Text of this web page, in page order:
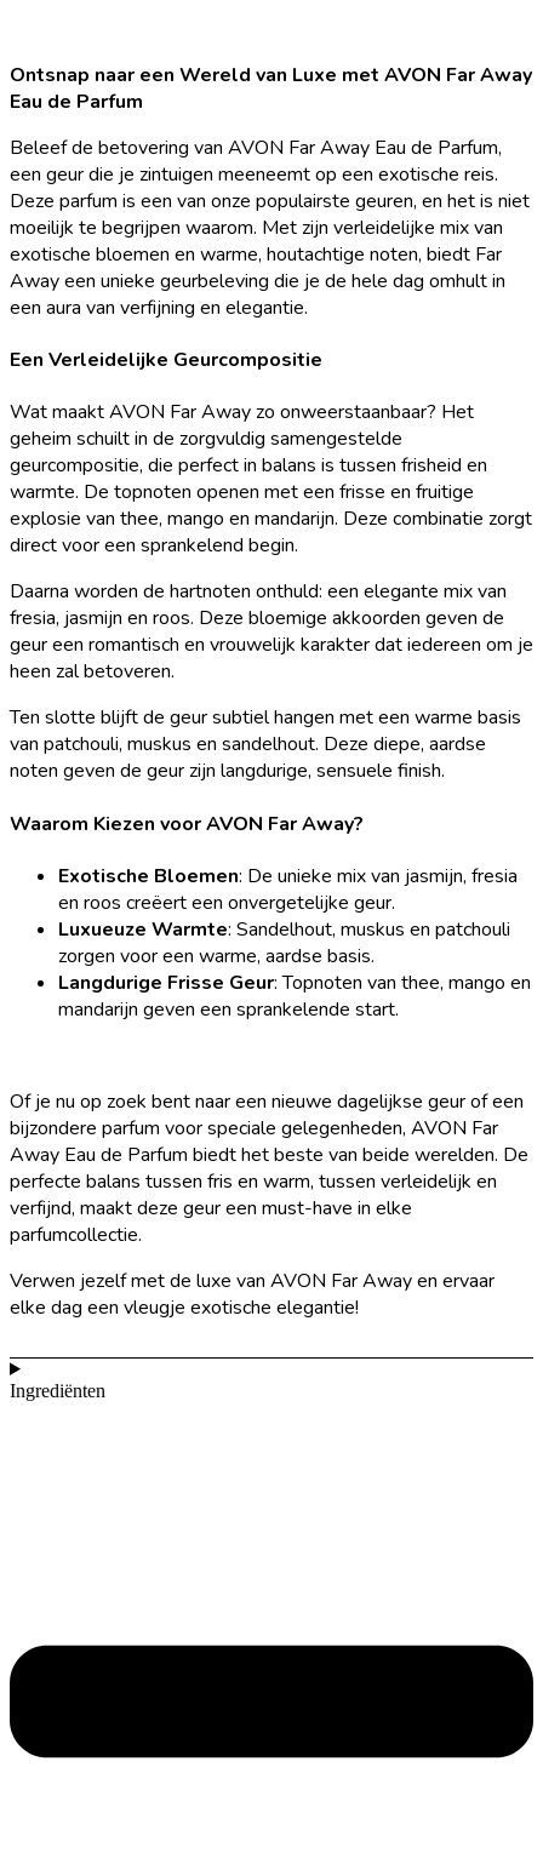
Ontsnap naar een Wereld van Luxe met AVON Far Away
Eau de Parfum
Beleef de betovering van AVON Far Away Eau de Parfum,
een geur die je zintuigen meeneemt op een exotische reis.
Deze parfum is een van onze populairste geuren, en het is niet
moeilijk te begrijpen waarom. Met zijn verleidelijke mix van
exotische bloemen en warme, houtachtige noten, biedt Far
Away een unieke geurbeleving die je de hele dag omhult in
een aura van verfijning en elegantie.
Een Verleidelijke Geurcompositie
Wat maakt AVON Far Away zo onweerstaanbaar? Het
geheim schuilt in de zorgvuldig samengestelde
geurcompositie, die perfect in balans is tussen frisheid en
warmte. De topnoten openen met een frisse en fruitige
explosie van thee, mango en mandarijn. Deze combinatie zorgt
direct voor een sprankelend begin.
Daarna worden de hartnoten onthuld: een elegante mix van
fresia, jasmijn en roos. Deze bloemige akkoorden geven de
geur een romantisch en vrouwelijk karakter dat iedereen om je
heen zal betoveren.
Ten slotte blijft de geur subtiel hangen met een warme basis
van patchouli, muskus en sandelhout. Deze diepe, aardse
noten geven de geur zijn langdurige, sensuele finish.
Waarom Kiezen voor AVON Far Away?
Exotische Bloemen: De unieke mix van jasmijn, fresia
en roos creëert een onvergetelijke geur.
Luxueuze Warmte: Sandelhout, muskus en patchouli
zorgen voor een warme, aardse basis.
Langdurige Frisse Geur: Topnoten van thee, mango en
mandarijn geven een sprankelende start.
Of je nu op zoek bent naar een nieuwe dagelijkse geur of een
bijzondere parfum voor speciale gelegenheden, AVON Far
Away Eau de Parfum biedt het beste van beide werelden. De
perfecte balans tussen fris en warm, tussen verleidelijk en
verfijnd, maakt deze geur een must-have in elke
parfumcollectie.
Verwen jezelf met de luxe van AVON Far Away en ervaar
elke dag een vleugje exotische elegantie!
Ingrediënten